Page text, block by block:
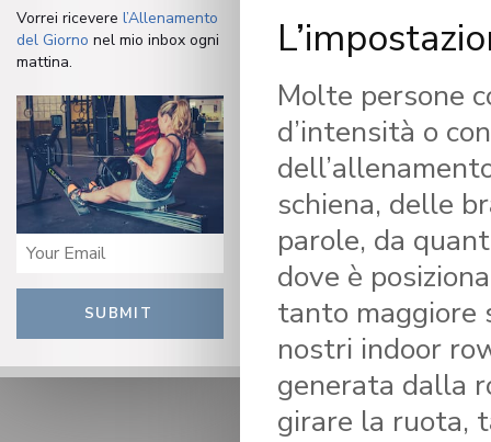
Vorrei ricevere l’Allenamento
del Giorno nel mio inbox ogni
mattina.
SUBMIT
Molte persone
d’intensità o
schiena, delle
parole, da
dove è
tanto maggiore
nostri indoor
generata dalla
girare la ruota,